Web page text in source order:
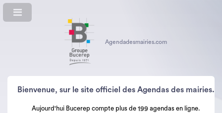
Agendadesmairies.com
Bienvenue, sur le site officiel des Agendas des mairies.
Aujourd'hui Bucerep compte plus de 199 agendas en ligne.